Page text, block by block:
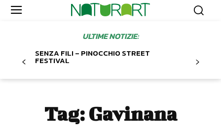
ULTIME NOTIZIE:
SENZA FILI – PINOCCHIO STREET
FESTIVAL
Tag: Gavinana